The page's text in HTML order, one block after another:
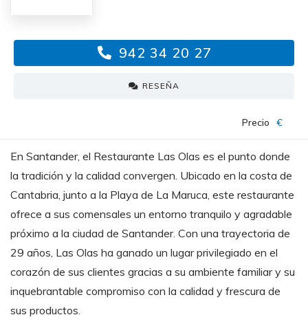
942 34 20 27
RESEÑA
Precio €
En Santander, el Restaurante Las Olas es el punto donde
la tradición y la calidad convergen. Ubicado en la costa de
Cantabria, junto a la Playa de La Maruca, este restaurante
ofrece a sus comensales un entorno tranquilo y agradable
próximo a la ciudad de Santander. Con una trayectoria de
29 años, Las Olas ha ganado un lugar privilegiado en el
corazón de sus clientes gracias a su ambiente familiar y su
inquebrantable compromiso con la calidad y frescura de
sus productos.